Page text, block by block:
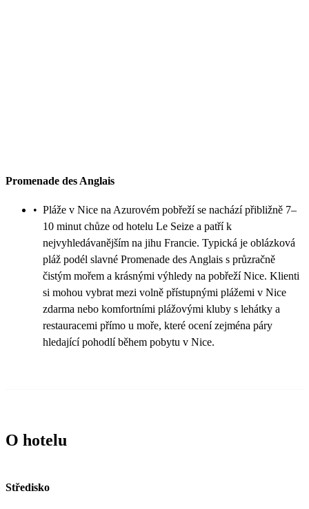
Promenade des Anglais
• Pláže v Nice na Azurovém pobřeží se nachází přibližně 7–
10 minut chůze od hotelu Le Seize a patří k
nejvyhledávanějším na jihu Francie. Typická je oblázková
pláž podél slavné Promenade des Anglais s průzračně
čistým mořem a krásnými výhledy na pobřeží Nice. Klienti
si mohou vybrat mezi volně přístupnými plážemi v Nice
zdarma nebo komfortními plážovými kluby s lehátky a
restauracemi přímo u moře, které ocení zejména páry
hledající pohodlí během pobytu v Nice.
O hotelu
Středisko